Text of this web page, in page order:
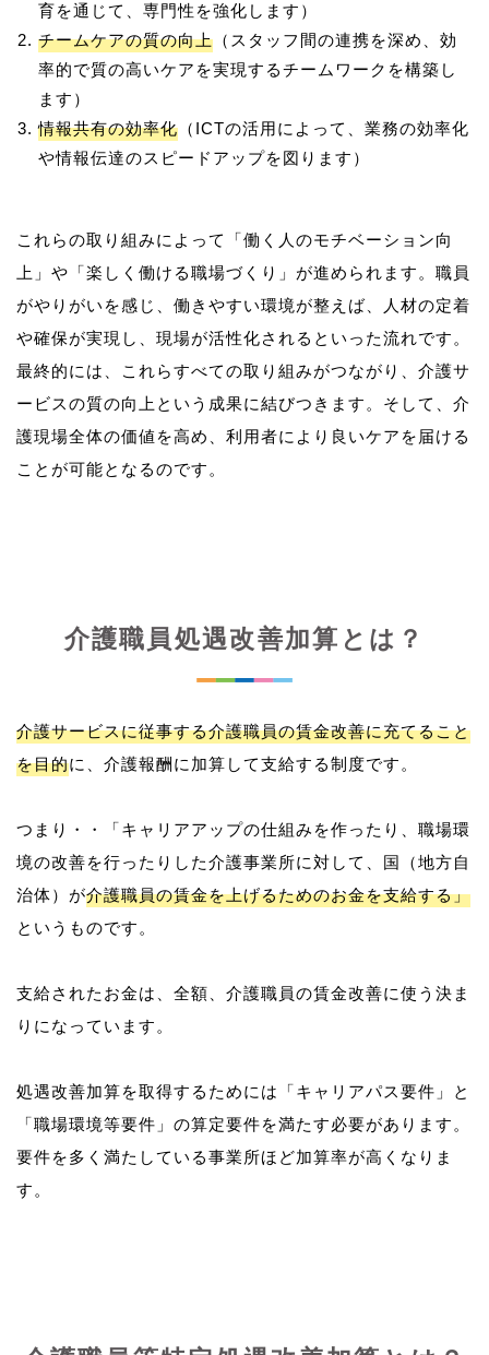
育を通じて、専門性を強化します）
チームケアの質の向上 （スタッフ間の連携を深め、効
率的で質の高いケアを実現するチームワークを構築し
ます）
情報共有の効率化 （ICTの活用によって、業務の効率化
や情報伝達のスピードアップを図ります）
これらの取り組みによって「働く人のモチベーション向
上」や「楽しく働ける職場づくり」が進められます。職員
がやりがいを感じ、働きやすい環境が整えば、人材の定着
や確保が実現し、現場が活性化されるといった流れです。
最終的には、これらすべての取り組みがつながり、介護サ
ービスの質の向上という成果に結びつきます。そして、介
護現場全体の価値を高め、利用者により良いケアを届ける
介護職員処遇改善加算とは？
介護サービスに従事する介護職員の賃金改善に充てること
を目的に、介護報酬に加算して支給する制度です。
つまり・・「キャリアアップの仕組みを作ったり、職場環
境の改善を行ったりした介護事業所に対して、国（地方自
治体）が介護職員の賃金を上げるためのお金を支給する」
というものです。
支給されたお金は、全額、介護職員の賃金改善に使う決ま
りになっています。
処遇改善加算を取得するためには「キャリアパス要件」と
「職場環境等要件」の算定要件を満たす必要があります。
要件を多く満たしている事業所ほど加算率が高くなりま
す。